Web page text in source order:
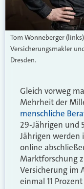
Tom Wonneberger
Versicherungsmakler
Dresden.
Gleich vorweg
Mehrheit der
menschliche
29-Jährigen und
Jährigen werden
online
Marktforschung
Versicherung im
einmal 11